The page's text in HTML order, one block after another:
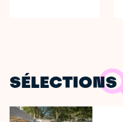
SÉLECTIONS